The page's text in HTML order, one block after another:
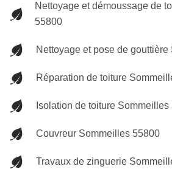
Nettoyage et démoussage de
55800
Nettoyage et pose de
Réparation de toiture
Isolation de toiture Sommeilles
Couvreur Sommeilles 55800
Travaux de zinguerie